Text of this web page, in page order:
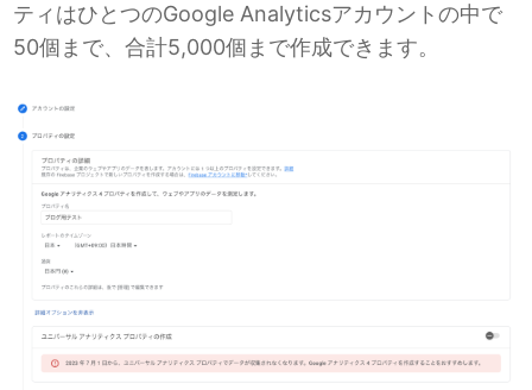
ティはひとつのGoogle Analyticsアカウントの中で
50個まで、合計5,000個まで作成できます。